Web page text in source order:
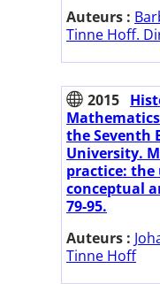
Auteurs :
Tinne Hoff.
2015
the Seventh
University.
practice: the
conceptual
79-95.
Auteurs :
Tinne Hoff